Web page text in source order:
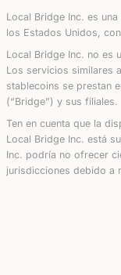
Local Bridge Inc. es
los Estados Unidos,
Local Bridge Inc. no es
Los servicios similares
stablecoins se prestan
(“Bridge”) y sus filiales.
Ten en cuenta que la
Local Bridge Inc. está
Inc. podría no ofrecer
jurisdicciones debido a